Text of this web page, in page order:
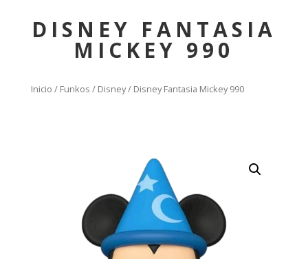
DISNEY FANTASIA
MICKEY 990
Inicio / Funkos / Disney/ Disney Fantasia Mickey 990